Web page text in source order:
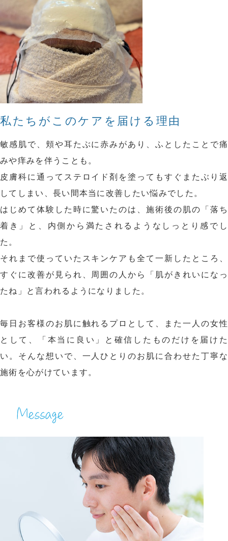
私たちがこのケアを届ける理由
敏感肌で、頬や耳たぶに赤みがあり、ふとしたことで痛
みや痒みを伴うことも。
皮膚科に通ってステロイド剤を塗ってもすぐまたぶり返
してしまい、長い間本当に改善したい悩みでした。
はじめて体験した時に驚いたのは、施術後の肌の「落ち
着き」と、内側から満たされるようなしっとり感でし
た。
それまで使っていたスキンケアも全て一新したところ、
すぐに改善が見られ、周囲の人から「肌がきれいになっ
たね」と言われるようになりました。
毎日お客様のお肌に触れるプロとして、また一人の女性
として、「本当に良い」と確信したものだけを届けた
い。そんな想いで、一人ひとりのお肌に合わせた丁寧な
施術を心がけています。